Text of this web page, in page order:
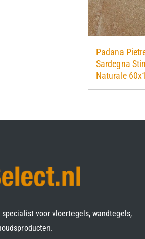
Padana
Sardegna
Naturale
voor vloertegels, wandtegels,